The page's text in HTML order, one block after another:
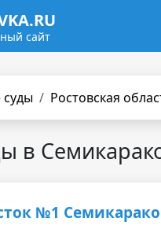
сайт
Ростовская
в
№1